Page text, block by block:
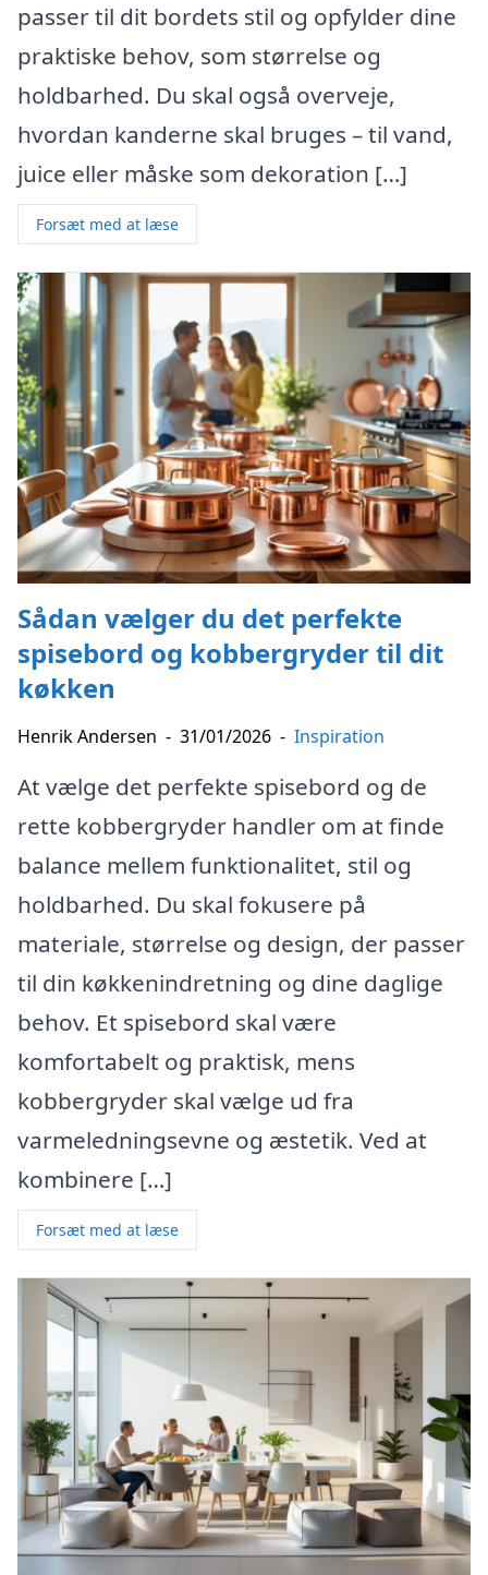
passer til dit bordets stil og opfylder dine
praktiske behov, som størrelse og
holdbarhed. Du skal også overveje,
hvordan kanderne skal bruges – til vand,
juice eller måske som dekoration […]
Forsæt med at læse
Sådan vælger du det perfekte
spisebord og kobbergryder til dit
køkken
Henrik Andersen - 31/01/2026 - Inspiration
At vælge det perfekte spisebord og de
rette kobbergryder handler om at finde
balance mellem funktionalitet, stil og
holdbarhed. Du skal fokusere på
materiale, størrelse og design, der passer
til din køkkenindretning og dine daglige
behov. Et spisebord skal være
komfortabelt og praktisk, mens
kobbergryder skal vælge ud fra
varmeledningsevne og æstetik. Ved at
kombinere […]
Forsæt med at læse